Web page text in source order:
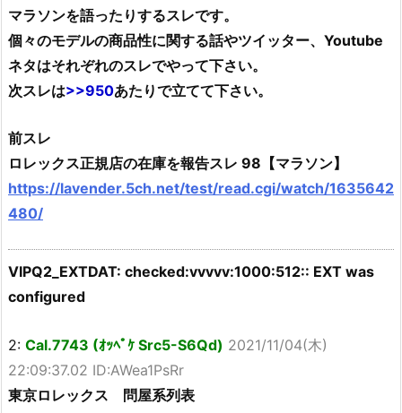
マラソンを語ったりするスレです。
個々のモデルの商品性に関する話やツイッター、Youtube
ネタはそれぞれのスレでやって下さい。
次スレは>>950あたりで立てて下さい。
前スレ
ロレックス正規店の在庫を報告スレ 98【マラソン】
https://lavender.5ch.net/test/read.cgi/watch/1635642
480/
VIPQ2_EXTDAT: checked:vvvvv:1000:512:: EXT was
configured
2: Cal.7743 (ｵｯﾍﾟｹ Src5-S6Qd) 2021/11/04(木)
22:09:37.02 ID:AWea1PsRr
東京ロレックス 問屋系列表